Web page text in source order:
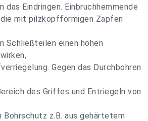
Eindringen. Einbruchhemmende
mit pilzkopfförmigen Zapfen
Schließteilen einen hohen
Gegen das Durchbohren
des Griffes und Entriegeln von
Bohrschutz z.B. aus gehärtetem